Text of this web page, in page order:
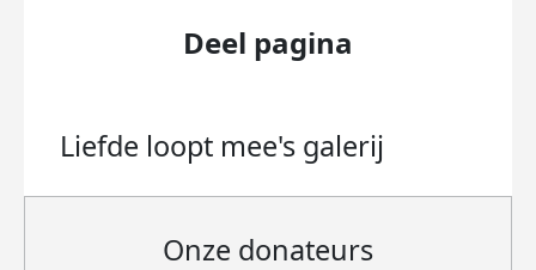
Deel pagina
Liefde loopt mee's galerij
Onze donateurs